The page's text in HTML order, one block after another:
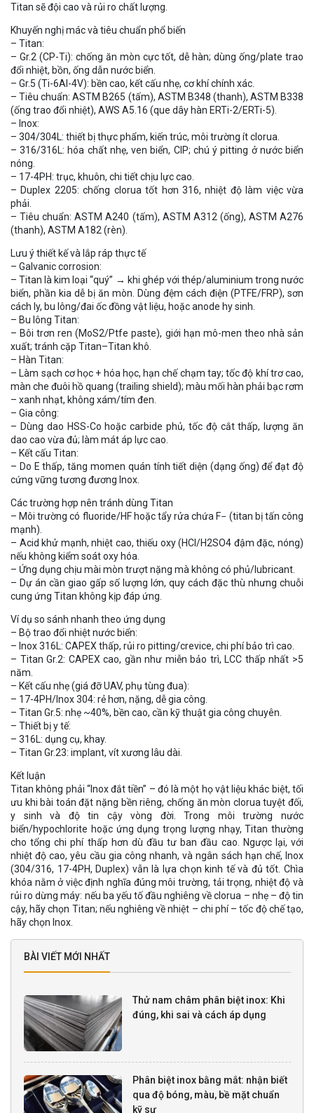
Titan sẽ đội cao và rủi ro chất lượng.
Khuyến nghị mác và tiêu chuẩn phổ biến
– Titan:
– Gr.2 (CP-Ti): chống ăn mòn cực tốt, dễ hàn; dùng ống/plate trao
đổi nhiệt, bồn, ống dẫn nước biển.
– Gr.5 (Ti-6Al-4V): bền cao, kết cấu nhẹ, cơ khí chính xác.
– Tiêu chuẩn: ASTM B265 (tấm), ASTM B348 (thanh), ASTM B338
(ống trao đổi nhiệt), AWS A5.16 (que dây hàn ERTi-2/ERTi-5).
– Inox:
– 304/304L: thiết bị thực phẩm, kiến trúc, môi trường ít clorua.
– 316/316L: hóa chất nhẹ, ven biển, CIP; chú ý pitting ở nước biển
nóng.
– 17-4PH: trục, khuôn, chi tiết chịu lực cao.
– Duplex 2205: chống clorua tốt hơn 316, nhiệt độ làm việc vừa
phải.
– Tiêu chuẩn: ASTM A240 (tấm), ASTM A312 (ống), ASTM A276
(thanh), ASTM A182 (rèn).
Lưu ý thiết kế và lắp ráp thực tế
– Galvanic corrosion:
– Titan là kim loại “quý” → khi ghép với thép/aluminium trong nước
biển, phần kia dễ bị ăn mòn. Dùng đệm cách điện (PTFE/FRP), sơn
cách ly, bu lông/đai ốc đồng vật liệu, hoặc anode hy sinh.
– Bu lông Titan:
– Bôi trơn ren (MoS2/Ptfe paste), giới hạn mô-men theo nhà sản
xuất; tránh cặp Titan–Titan khô.
– Hàn Titan:
– Làm sạch cơ học + hóa học, hạn chế chạm tay; tốc độ khí trơ cao,
màn che đuôi hồ quang (trailing shield); màu mối hàn phải bạc rơm
– xanh nhạt, không xám/tím đen.
– Gia công:
– Dùng dao HSS-Co hoặc carbide phủ, tốc độ cắt thấp, lượng ăn
dao cao vừa đủ; làm mát áp lực cao.
– Kết cấu Titan:
– Do E thấp, tăng momen quán tính tiết diện (dạng ống) để đạt độ
cứng vững tương đương Inox.
Các trường hợp nên tránh dùng Titan
– Môi trường có fluoride/HF hoặc tẩy rửa chứa F− (titan bị tấn công
mạnh).
– Acid khử mạnh, nhiệt cao, thiếu oxy (HCl/H2SO4 đậm đặc, nóng)
nếu không kiểm soát oxy hóa.
– Ứng dụng chịu mài mòn trượt nặng mà không có phủ/lubricant.
– Dự án cần giao gấp số lượng lớn, quy cách đặc thù nhưng chuỗi
cung ứng Titan không kịp đáp ứng.
Ví dụ so sánh nhanh theo ứng dụng
– Bộ trao đổi nhiệt nước biển:
– Inox 316L: CAPEX thấp, rủi ro pitting/crevice, chi phí bảo trì cao.
– Titan Gr.2: CAPEX cao, gần như miễn bảo trì, LCC thấp nhất >5
năm.
– Kết cấu nhẹ (giá đỡ UAV, phụ tùng đua):
– 17-4PH/Inox 304: rẻ hơn, nặng, dễ gia công.
– Titan Gr.5: nhẹ ~40%, bền cao, cần kỹ thuật gia công chuyên.
– Thiết bị y tế:
– 316L: dụng cụ, khay.
– Titan Gr.23: implant, vít xương lâu dài.
Kết luận
Titan không phải “Inox đắt tiền” – đó là một họ vật liệu khác biệt, tối
ưu khi bài toán đặt nặng bền riêng, chống ăn mòn clorua tuyệt đối,
y sinh và độ tin cậy vòng đời. Trong môi trường nước
biển/hypochlorite hoặc ứng dụng trọng lượng nhạy, Titan thường
cho tổng chi phí thấp hơn dù đầu tư ban đầu cao. Ngược lại, với
nhiệt độ cao, yêu cầu gia công nhanh, và ngân sách hạn chế, Inox
(304/316, 17-4PH, Duplex) vẫn là lựa chọn kinh tế và đủ tốt. Chìa
khóa nằm ở việc định nghĩa đúng môi trường, tải trọng, nhiệt độ và
rủi ro dừng máy: nếu ba yếu tố đầu nghiêng về clorua – nhẹ – độ tin
cậy, hãy chọn Titan; nếu nghiêng về nhiệt – chi phí – tốc độ chế tạo,
hãy chọn Inox.
BÀI VIẾT MỚI NHẤT
Thử nam châm phân biệt inox: Khi
đúng, khi sai và cách áp dụng
Phân biệt inox bằng mắt: nhận biết
qua độ bóng, màu, bề mặt chuẩn
kỹ sư